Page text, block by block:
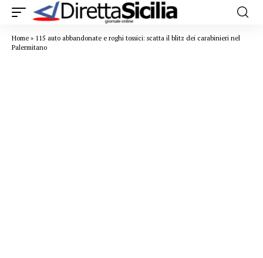
Home » 115 auto abbandonate e roghi tossici: scatta il blitz dei carabinieri nel
Palermitano